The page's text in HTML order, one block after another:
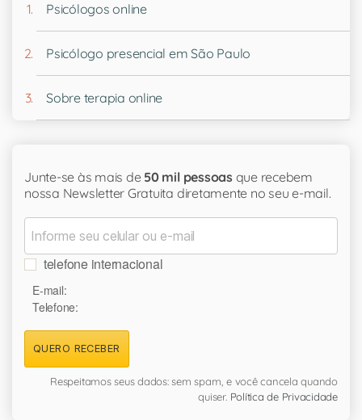
Psicólogos online
Psicólogo presencial em São Paulo
Sobre terapia online
Junte-se às mais de 50 mil pessoas que recebem
nossa Newsletter Gratuita diretamente no seu e-mail.
telefone internacional
E-mail:
Telefone:
QUERO RECEBER
Respeitamos seus dados: sem spam, e você cancela quando
quiser. Política de Privacidade